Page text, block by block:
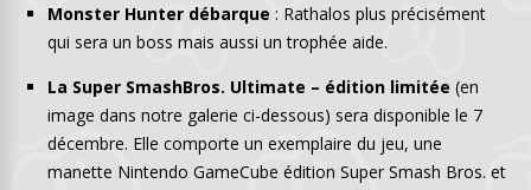
Monster Hunter débarque : Rathalos plus précisément
qui sera un boss mais aussi un trophée aide.
La Super SmashBros. Ultimate – édition limitée (en
image dans notre galerie ci-dessous) sera disponible le 7
décembre. Elle comporte un exemplaire du jeu, une
manette Nintendo GameCube édition Super Smash Bros. et